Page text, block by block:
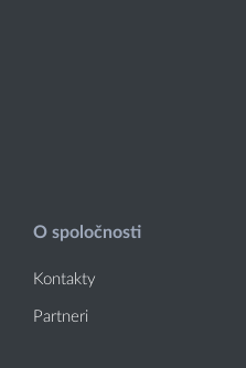
O spoločnosti
Kontakty
Partneri